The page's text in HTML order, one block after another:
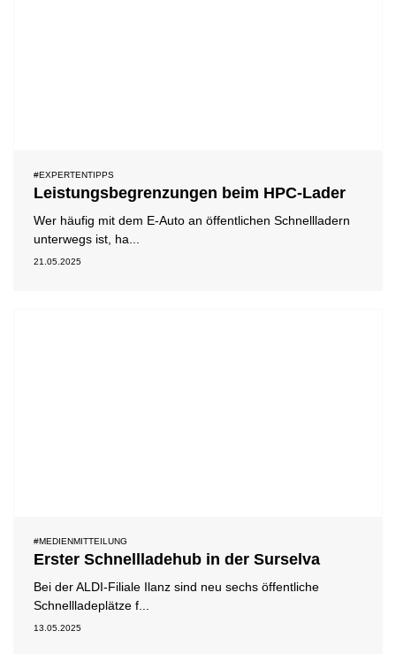
#EXPERTENTIPPS
Leistungsbegrenzungen beim HPC-Lader
Wer häufig mit dem E-Auto an öffentlichen Schnellladern
unterwegs ist, ha...
21.05.2025
#MEDIENMITTEILUNG
Erster Schnellladehub in der Surselva
Bei der ALDI-Filiale Ilanz sind neu sechs öffentliche
Schnellladeplätze f...
13.05.2025